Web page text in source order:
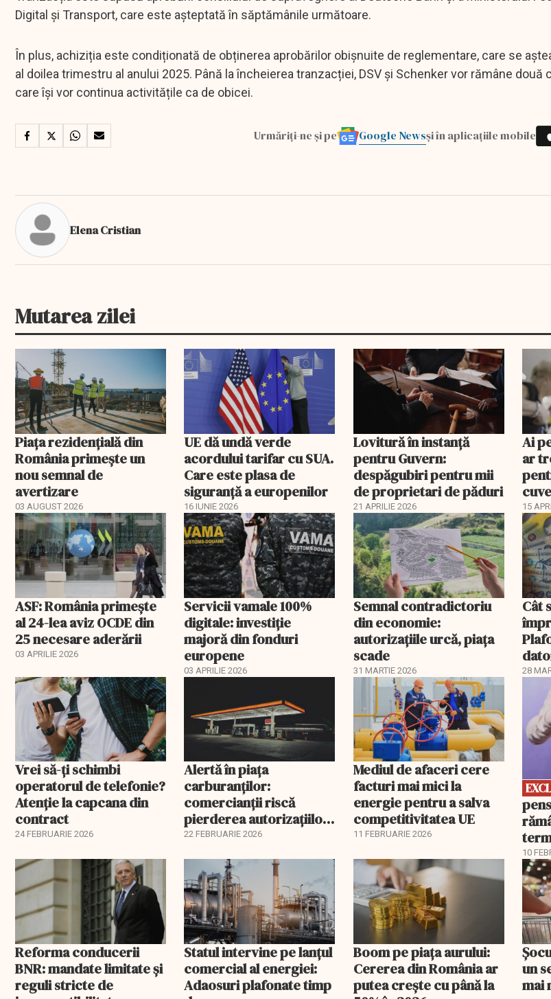
Digital și Transport, care este așteptată în săptămânile următoare.
În plus, achiziția este condiționată de obținerea aprobărilor obișnuite de reglementare, care se
al doilea trimestru al anului 2025. Până la încheierea tranzacției, DSV și Schenker vor rămâne două
care își vor continua activitățile ca de obicei.
Urmăriți-ne și pe Google Newsși în aplicațiile mobile
Elena Cristian
Mutarea zilei
Piața rezidențială din
România primește un
nou semnal de
avertizare
03 AUGUST 2026
UE dă undă verde
acordului tarifar cu SUA.
Care este plasa de
siguranță a europenilor
16 IUNIE 2026
Lovitură în instanță
pentru Guvern:
despăgubiri pentru mii
de proprietari de păduri
21 APRILIE 2026
Ai
ar
15
ASF: România primește
al 24-lea aviz OCDE din
25 necesare aderării
03 APRILIE 2026
Servicii vamale 100%
digitale: investiție
majoră din fonduri
europene
03 APRILIE 2026
Semnal contradictoriu
din economie:
autorizațiile urcă, piața
scade
31 MARTIE 2026
Cât
28
Vrei să-ți schimbi
operatorul de telefonie?
Atenție la capcana din
contract
24 FEBRUARIE 2026
Alertă în piața
carburanților:
comercianții riscă
pierderea autorizațiilor
înainte de 1 martie. Ce
22 FEBRUARIE 2026
Mediul de afaceri cere
facturi mai mici la
energie pentru a salva
competitivitatea UE
11 FEBRUARIE 2026
10
Reforma conducerii
BNR: mandate limitate și
reguli stricte de
Statul intervine pe lanțul
comercial al energiei:
Adaosuri plafonate timp
Boom pe piața aurului:
Cererea din România ar
putea crește cu până la
un
mai